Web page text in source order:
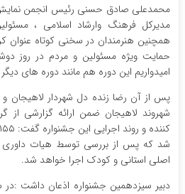
محمدعلی صادق حسنی رئیس انجمن
مدیرکل فرهنگ وارشاد اسلامی ،
همچنین هنرمندان در سخنی کوتاه عنوان
حمایت ویژه مسئولین و مردم در روز
امیدواریم این دوره هم مانند دوره های
پس از آن رضا زنده دل شهردار لاهیجان و
شهروند لاهیجان ضمن ارائه گزارشی
اصلی استانی و کودک اجرا خواهد شد.
دبیر سیزدهمین جشنواره اذعان داشت